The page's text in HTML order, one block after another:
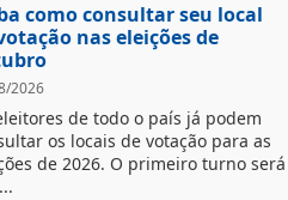
como consultar seu local
nas eleições de
2026
de todo o país já podem
os locais de votação para as
de 2026. O primeiro turno será